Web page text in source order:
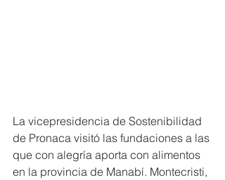
La vicepresidencia de Sostenibilidad
de Pronaca visitó las fundaciones a las
que con alegría aporta con alimentos
en la provincia de Manabí. Montecristi,